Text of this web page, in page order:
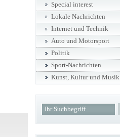
Special interest
Lokale Nachrichten
Internet und Technik
Auto und Motorsport
Politik
Sport-Nachrichten
Kunst, Kultur und Musik